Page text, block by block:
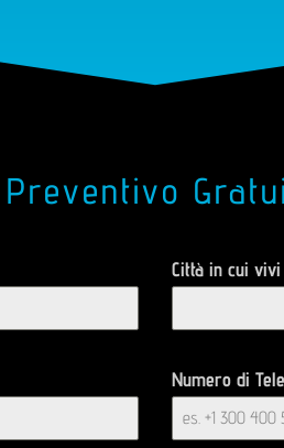
Città in cui vivi
Numero di